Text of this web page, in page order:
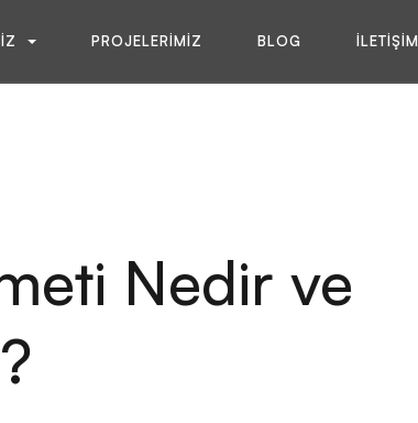
PROJELERIMIZ BLOG İLETIŞIM
Nedir ve